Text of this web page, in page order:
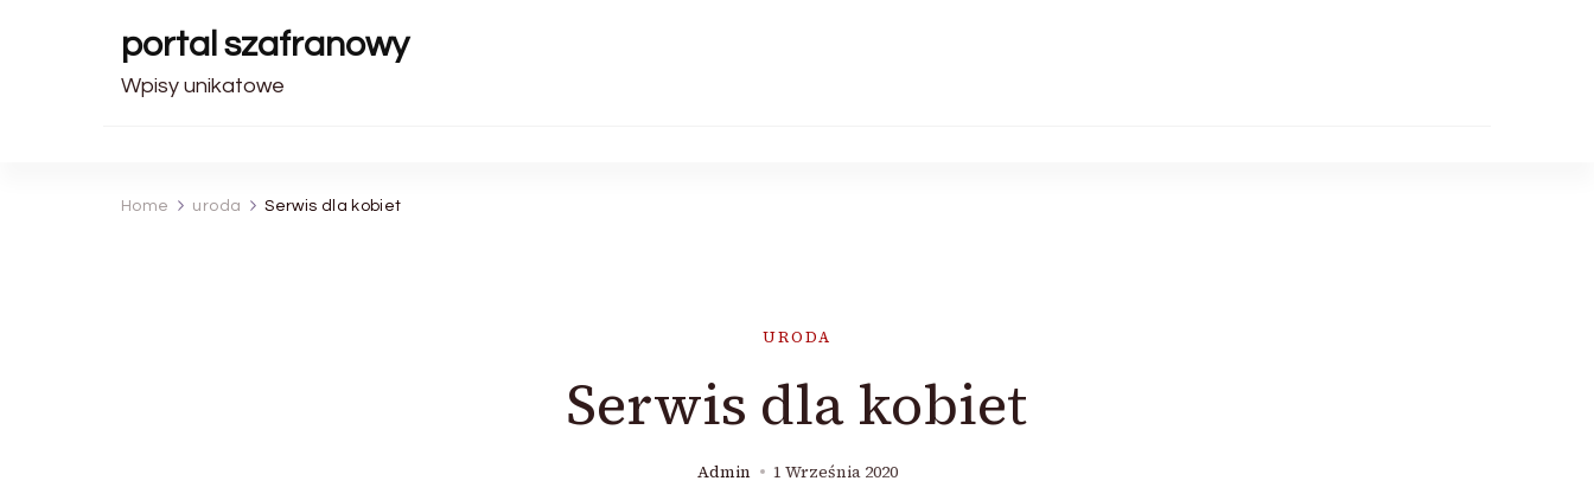
portal szafranowy
Wpisy unikatowe
Home uroda Serwis dla kobiet
URODA
Serwis dla kobiet
Admin 1 Września 2020